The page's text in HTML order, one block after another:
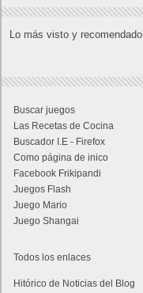
Lo más visto y recomendado
Buscar juegos
Las Recetas de Cocina
Buscador I.E - Firefox
Como página de inico
Facebook Frikipandi
Juegos Flash
Juego Mario
Juego Shangai
Todos los enlaces
Hitórico de Noticias del Blog